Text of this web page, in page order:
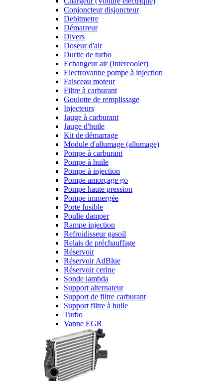
Conjoncteur disjoncteur
Debitmetre
Démarreur
Divers
Doseur d'air
Durite de turbo
Echangeur air (Intercooler)
Electrovanne pompe à injection
Faisceau moteur
Filtre à carburant
Goulotte de remplissage
Injecteurs
Jauge à carburant
Jauge d'huile
Kit de démarrage
Module d'allumage (allumage)
Pompe à carburant
Pompe à huile
Pompe à injection
Pompe amorçage go
Pompe haute pression
Pompe immergée
Porte fusible
Poulie damper
Rampe injection
Refroidisseur gasoil
Relais de préchauffage
Réservoir
Réservoir AdBlue
Réservoir cerine
Sonde lambda
Support alternateur
Support de filtre carburant
Support filtre à huile
Turbo
Vanne EGR